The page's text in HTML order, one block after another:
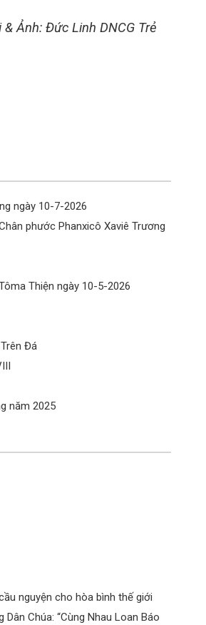
& Ảnh: Đức Linh DNCG Trẻ
ngày 10-7-2026
phước Phanxicô Xaviê Trương
Thiện ngày 10-5-2026
Đá
năm 2025
nguyện cho hòa bình thế giới
Chúa: “Cùng Nhau Loan Báo